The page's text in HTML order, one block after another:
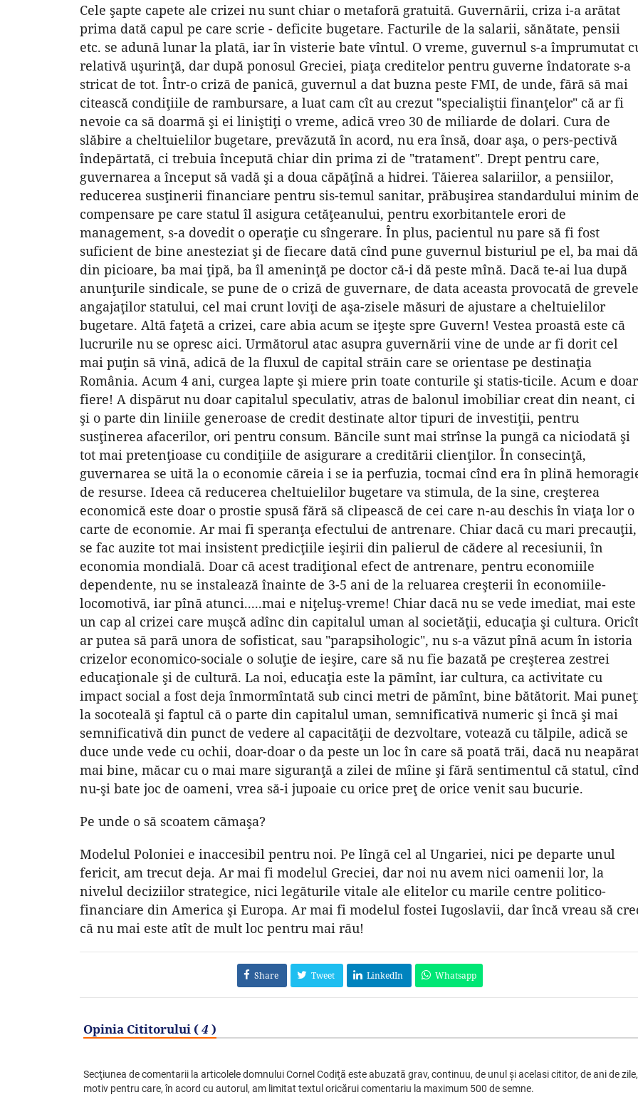
Cele şapte capete ale crizei nu sunt chiar o metaforă gratuită. Guvernării, criza i-a arătat
prima dată capul pe care scrie - deficite bugetare. Facturile de la salarii, sănătate, pensii
etc. se adună lunar la plată, iar în visterie bate vîntul. O vreme, guvernul s-a împrumutat
relativă uşurinţă, dar după ponosul Greciei, piaţa creditelor pentru guverne îndatorate s-a
stricat de tot. Într-o criză de panică, guvernul a dat buzna peste FMI, de unde, fără să mai
citească condiţiile de rambursare, a luat cam cît au crezut "specialiştii finanţelor" că ar fi
nevoie ca să doarmă şi ei liniştiţi o vreme, adică vreo 30 de miliarde de dolari. Cura de
slăbire a cheltuielilor bugetare, prevăzută în acord, nu era însă, doar aşa, o pers-pectivă
îndepărtată, ci trebuia începută chiar din prima zi de "tratament". Drept pentru care,
guvernarea a început să vadă şi a doua căpăţînă a hidrei. Tăierea salariilor, a pensiilor,
reducerea susţinerii financiare pentru sis-temul sanitar, prăbuşirea standardului minim
compensare pe care statul îl asigura cetăţeanului, pentru exorbitantele erori de
management, s-a dovedit o operaţie cu sîngerare. În plus, pacientul nu pare să fi fost
suficient de bine anesteziat şi de fiecare dată cînd pune guvernul bisturiul pe el, ba mai dă
din picioare, ba mai ţipă, ba îl ameninţă pe doctor că-i dă peste mînă. Dacă te-ai lua după
anunţurile sindicale, se pune de o criză de guvernare, de data aceasta provocată de grevele
angajaţilor statului, cel mai crunt loviţi de aşa-zisele măsuri de ajustare a cheltuielilor
bugetare. Altă faţetă a crizei, care abia acum se iţeşte spre Guvern! Vestea proastă este că
lucrurile nu se opresc aici. Următorul atac asupra guvernării vine de unde ar fi dorit cel
mai puţin să vină, adică de la fluxul de capital străin care se orientase pe destinaţia
România. Acum 4 ani, curgea lapte şi miere prin toate conturile şi statis-ticile. Acum e doar
fiere! A dispărut nu doar capitalul speculativ, atras de balonul imobiliar creat din neant, ci
şi o parte din liniile generoase de credit destinate altor tipuri de investiţii, pentru
susţinerea afacerilor, ori pentru consum. Băncile sunt mai strînse la pungă ca niciodată şi
tot mai pretenţioase cu condiţiile de asigurare a creditării clienţilor. În consecinţă,
guvernarea se uită la o economie căreia i se ia perfuzia, tocmai cînd era în plină
de resurse. Ideea că reducerea cheltuielilor bugetare va stimula, de la sine, creşterea
economică este doar o prostie spusă fără să clipească de cei care n-au deschis în viaţa lor o
carte de economie. Ar mai fi speranţa efectului de antrenare. Chiar dacă cu mari precauţii,
se fac auzite tot mai insistent predicţiile ieşirii din palierul de cădere al recesiunii, în
economia mondială. Doar că acest tradiţional efect de antrenare, pentru economiile
dependente, nu se instalează înainte de 3-5 ani de la reluarea creşterii în economiile-
locomotivă, iar pînă atunci.....mai e niţeluş-vreme! Chiar dacă nu se vede imediat, mai este
un cap al crizei care muşcă adînc din capitalul uman al societăţii, educaţia şi cultura. Oricît
ar putea să pară unora de sofisticat, sau "parapsihologic", nu s-a văzut pînă acum în istoria
crizelor economico-sociale o soluţie de ieşire, care să nu fie bazată pe creşterea zestrei
educaţionale şi de cultură. La noi, educaţia este la pămînt, iar cultura, ca activitate cu
impact social a fost deja înmormîntată sub cinci metri de pămînt, bine bătătorit. Mai
la socoteală şi faptul că o parte din capitalul uman, semnificativă numeric şi încă şi mai
semnificativă din punct de vedere al capacităţii de dezvoltare, votează cu tălpile, adică se
duce unde vede cu ochii, doar-doar o da peste un loc în care să poată trăi, dacă nu
mai bine, măcar cu o mai mare siguranţă a zilei de mîine şi fără sentimentul că statul,
nu-şi bate joc de oameni, vrea să-i jupoaie cu orice preţ de orice venit sau bucurie.
Pe unde o să scoatem cămaşa?
Modelul Poloniei e inaccesibil pentru noi. Pe lîngă cel al Ungariei, nici pe departe unul
fericit, am trecut deja. Ar mai fi modelul Greciei, dar noi nu avem nici oamenii lor, la
nivelul deciziilor strategice, nici legăturile vitale ale elitelor cu marile centre politico-
financiare din America şi Europa. Ar mai fi modelul fostei Iugoslavii, dar încă vreau să
că nu mai este atît de mult loc pentru mai rău!
Share Tweet LinkedIn Whatsapp
Opinia Cititorului (4)
Secţiunea de comentarii la articolele domnului Cornel Codiţă este abuzată grav, continuu, de unul şi acelasi cititor, de ani de zile,
motiv pentru care, în acord cu autorul, am limitat textul oricărui comentariu la maximum 500 de semne.